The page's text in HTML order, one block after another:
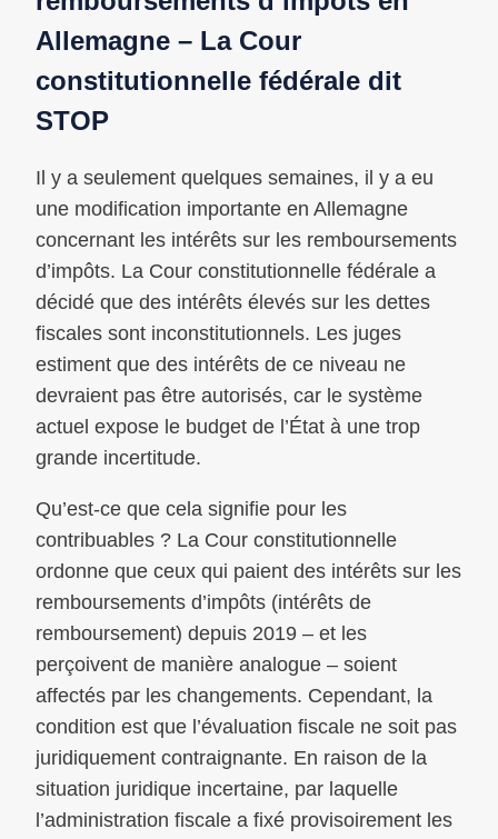
Allemagne – La Cour
constitutionnelle fédérale dit
STOP
Il y a seulement quelques semaines, il y a eu
une modification importante en Allemagne
concernant les intérêts sur les remboursements
d’impôts. La Cour constitutionnelle fédérale a
décidé que des intérêts élevés sur les dettes
fiscales sont inconstitutionnels. Les juges
estiment que des intérêts de ce niveau ne
devraient pas être autorisés, car le système
actuel expose le budget de l’État à une trop
grande incertitude.
Qu’est-ce que cela signifie pour les
contribuables ? La Cour constitutionnelle
ordonne que ceux qui paient des intérêts sur les
remboursements d’impôts (intérêts de
remboursement) depuis 2019 – et les
perçoivent de manière analogue – soient
affectés par les changements. Cependant, la
condition est que l’évaluation fiscale ne soit pas
juridiquement contraignante. En raison de la
situation juridique incertaine, par laquelle
l’administration fiscale a fixé provisoirement les